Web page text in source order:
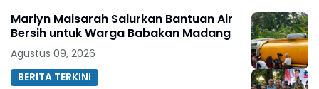
Marlyn Maisarah Salurkan Bantuan Air
Bersih untuk Warga Babakan Madang
Agustus 09, 2026
BERITA TERKINI